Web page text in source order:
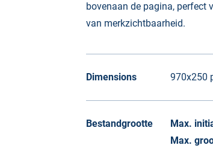
bovenaan de pagina, perfect
van merkzichtbaarheid.
Dimensions 970x250
Bestandgrootte Max.
Max.